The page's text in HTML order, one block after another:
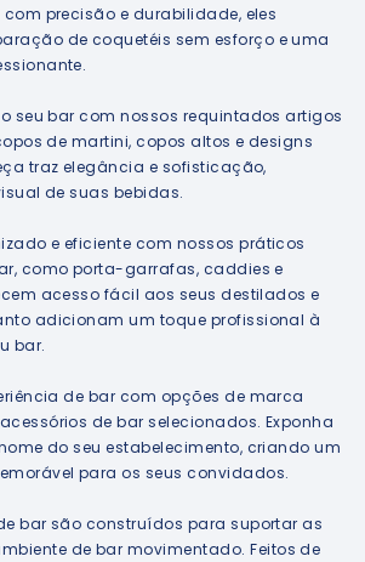
precisão e durabilidade, eles
de coquetéis sem esforço e uma
seu bar com nossos requintados artigos
de martini, copos altos e designs
traz elegância e sofisticação,
de suas bebidas.
e eficiente com nossos práticos
como porta-garrafas, caddies e
acesso fácil aos seus destilados e
adicionam um toque profissional à
bar.
de bar com opções de marca
de bar selecionados. Exponha
do seu estabelecimento, criando um
para os seus convidados.
bar são construídos para suportar as
de bar movimentado. Feitos de